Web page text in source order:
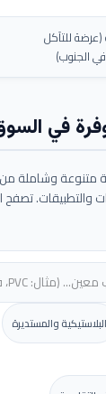
للتآكل
في الجنوب)
في
وشاملة من
والتطبيقات.
البلاستيكية والمستديرة